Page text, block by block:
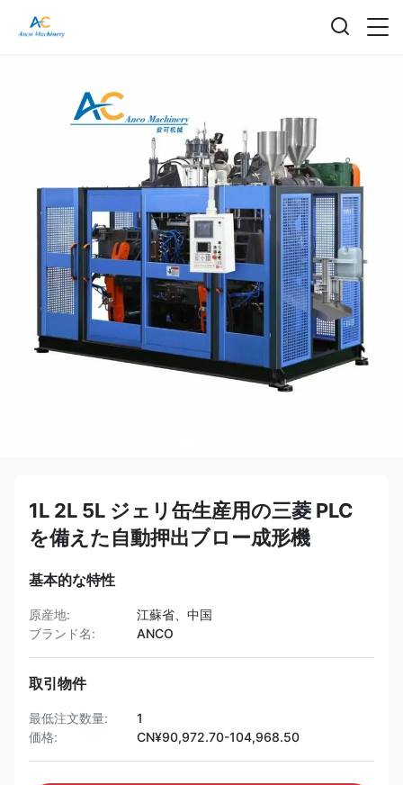
1L 2L 5L ジェリ缶生産用の三菱 PLC
を備えた自動押出ブロー成形機
基本的な特性
原産地:
江蘇省、中国
ブランド名:
ANCO
取引物件
最低注文数量:
1
価格:
CN¥90,972.70-104,968.50